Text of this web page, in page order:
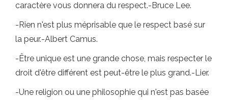
caractère vous donnera du respect.-Bruce Lee.
-Rien n'est plus méprisable que le respect basé sur
la peur.-Albert Camus.
-Être unique est une grande chose, mais respecter le
droit d'être différent est peut-être le plus grand.-Lier.
-Une religion ou une philosophie qui n'est pas basée